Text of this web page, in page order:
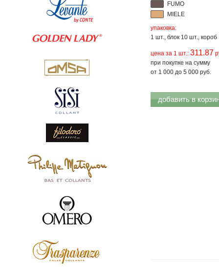
FUMO
MIELE
упаковка:
1 шт., блок 10 шт.,
цена за 1 шт.: 311.87
при покупке на сумму
от 1 000 до 5 000 руб.
добавить в